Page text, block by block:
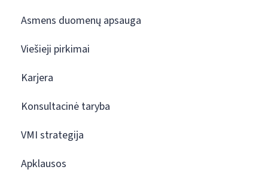
Asmens duomenų apsauga
Viešieji pirkimai
Karjera
Konsultacinė taryba
VMI strategija
Apklausos